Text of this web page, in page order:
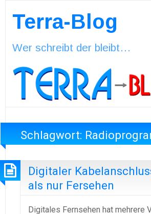
Terra-Blog
Wer schreibt der bleibt…
Schlagwort:
Digitaler
als nur Fersehen
Digitales Fernsehen hat mehrere